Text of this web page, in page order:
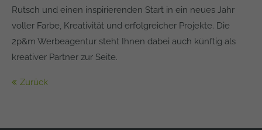
Rutsch und einen inspirierenden Start in ein neues Jahr
voller Farbe, Kreativität und erfolgreicher Projekte. Die
2p&m Werbeagentur steht Ihnen dabei auch künftig als
kreativer Partner zur Seite.
Zurück